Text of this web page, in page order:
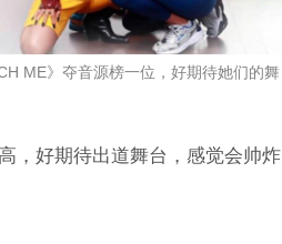
ME》夺音源榜一位，好期待她们的舞
，好期待出道舞台，感觉会帅炸